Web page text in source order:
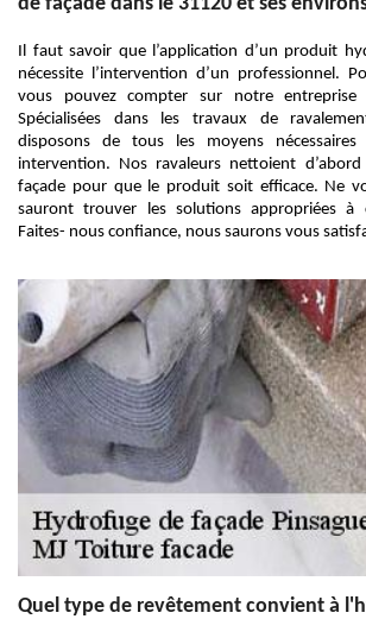
Il faut savoir que l’application d’un produit
nécessite l’intervention d’un professionnel.
vous pouvez compter sur notre entreprise
Spécialisées dans les travaux de
disposons de tous les moyens
intervention. Nos ravaleurs nettoient
façade pour que le produit soit efficace. Ne
sauront trouver les solutions appropriées à
Faites- nous confiance, nous saurons vous
Quel type de revêtement convient à